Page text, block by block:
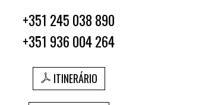
+351 245 038 890
+351 936 004 264
ITINERÁRIO